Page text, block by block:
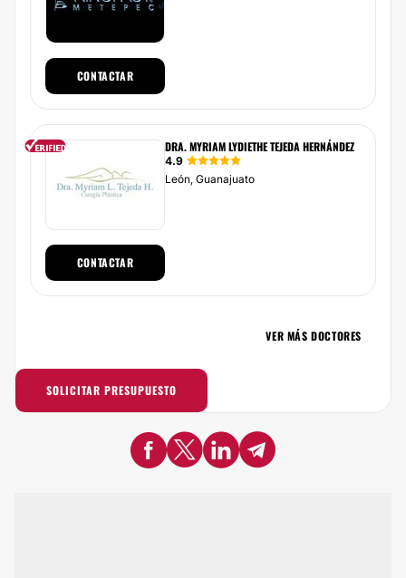
CONTACTAR
DRA. MYRIAM LYDIETHE TEJEDA HERNÁNDEZ
4.9
León, Guanajuato
CONTACTAR
VER MÁS DOCTORES
SOLICITAR PRESUPUESTO